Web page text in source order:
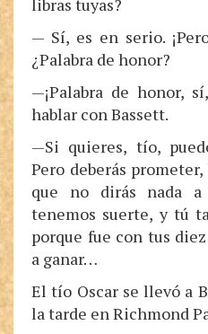
libras tuyas?
— Sí, es en serio.
¿Palabra de honor?
—¡Palabra de honor,
hablar con Bassett.
—Si quieres, tío,
Pero deberás
que no dirás nada
tenemos suerte, y tú
porque fue con tus
a ganar…
El tío Oscar se llevó a
la tarde en Richmond